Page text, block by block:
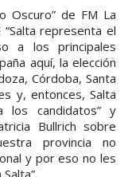
Oscuro” de FM La
representa el
a los principales
aquí, la elección
Córdoba, Santa
y, entonces, Salta
candidatos” y
Bullrich sobre
provincia no
y por eso no les